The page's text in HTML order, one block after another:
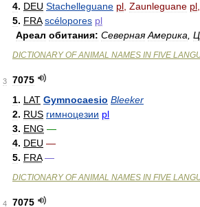
4. DEU Stachelleguane pl Zaunleguane pl
5. FRA scélopores pl
Ареал обитания: Северная Америка
DICTIONARY OF ANIMAL NAMES IN FIVE
3
7075
1. LAT Gymnocaesio Bleeker
2. RUS гимноцезии pl
3. ENG —
4. DEU —
5. FRA —
DICTIONARY OF ANIMAL NAMES IN FIVE
4
7075